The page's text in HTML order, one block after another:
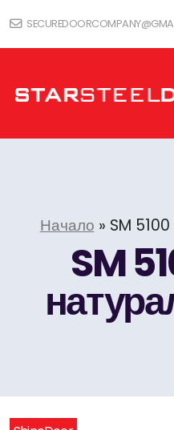
Начало » SM
SM